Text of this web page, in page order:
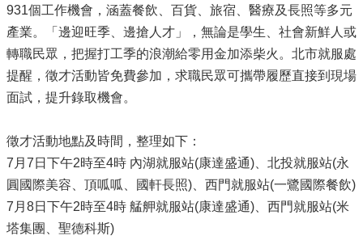
931個工作機會，涵蓋餐飲、百貨、旅宿、醫療及長照等多元
產業。「邊迎旺季、邊搶人才」，無論是學生、社會新鮮人或
轉職民眾，把握打工季的浪潮給零用金加添柴火。北市就服處
提醒，徵才活動皆免費參加，求職民眾可攜帶履歷直接到現場
面試，提升錄取機會。
徵才活動地點及時間，整理如下：
7月7日下午2時至4時 內湖就服站(康達盛通)、北投就服站(永
圓國際美容、頂呱呱、國軒長照)、西門就服站(一鷺國際餐飲)
7月8日下午2時至4時 艋舺就服站(康達盛通)、西門就服站(米
塔集團、聖德科斯)